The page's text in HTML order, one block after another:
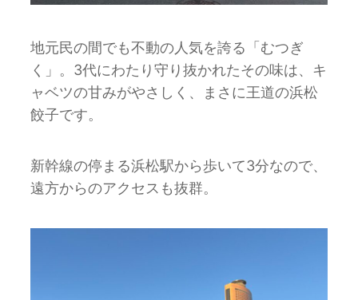
地元民の間でも不動の人気を誇る「むつぎ
く」。3代にわたり守り抜かれたその味は、キ
ャベツの甘みがやさしく、まさに王道の浜松
餃子です。
新幹線の停まる浜松駅から歩いて3分なので、
遠方からのアクセスも抜群。